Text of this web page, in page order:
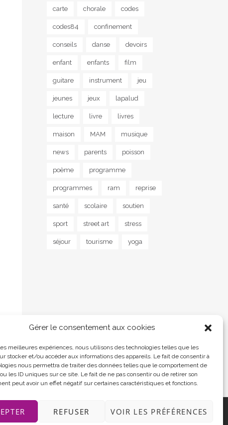
Gérer le consentement aux cookies
meilleures expériences, nous utilisons des technologies telles que les
stocker et/ou accéder aux informations des appareils. Le fait de consentir à
nous permettra de traiter des données telles que le comportement de
les ID uniques sur ce site. Le fait de ne pas consentir ou de retirer son
peut avoir un effet négatif sur certaines caractéristiques et fonctions.
REFUSER VOIR LES PRÉFÉRENCES
Post
carte chorale codes
codes84 confinement
conseils danse devoirs
enfant enfants film
guitare instrument jeu
jeunes jeux lapalud
lecture livre livres
maison MAM musique
news parents poisson
poème programme
programmes ram reprise
santé scolaire soutien
sport street art stress
séjour tourisme yoga